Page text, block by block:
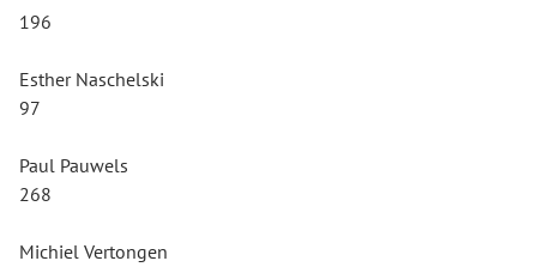
196
Esther Naschelski
97
Paul Pauwels
268
Michiel Vertongen